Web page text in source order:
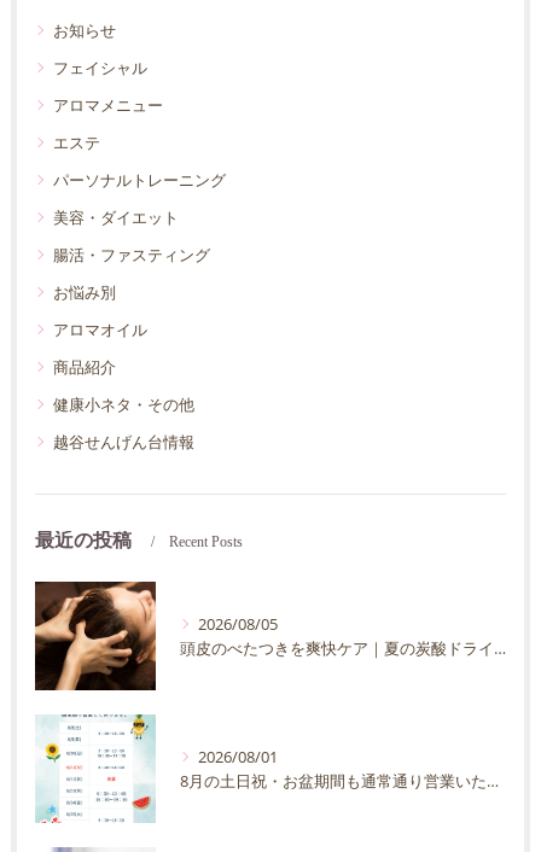
お知らせ
フェイシャル
アロマメニュー
エステ
パーソナルトレーニング
美容・ダイエット
腸活・ファスティング
お悩み別
アロマオイル
商品紹介
健康小ネタ・その他
越谷せんげん台情報
最近の投稿 Recent Posts
2026/08/05
頭皮のべたつきを爽快ケア｜夏の炭酸ドライヘッドスパ完全ガイド
2026/08/01
8月の土日祝・お盆期間も通常通り営業いたします